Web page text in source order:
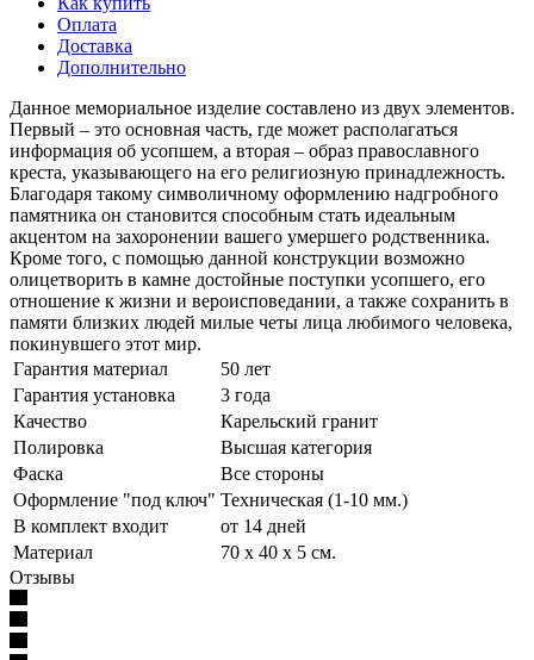
Оплата
Доставка
Дополнительно
Данное мемориальное изделие составлено из двух элементов.
Первый – это основная часть, где может располагаться
информация об усопшем, а вторая – образ православного
креста, указывающего на его религиозную принадлежность.
Благодаря такому символичному оформлению надгробного
памятника он становится способным стать идеальным
акцентом на захоронении вашего умершего родственника.
Кроме того, с помощью данной конструкции возможно
олицетворить в камне достойные поступки усопшего, его
отношение к жизни и вероисповедании, а также сохранить в
памяти близких людей милые четы лица любимого человека,
покинувшего этот мир.
Гарантия материал
50 лет
Гарантия установка
3 года
Качество
Карельский гранит
Полировка
Высшая категория
Фаска
Все стороны
Оформление "под ключ" Техническая (1-10 мм.)
В комплект входит
от 14 дней
Материал
70 x 40 x 5 см.
Отзывы